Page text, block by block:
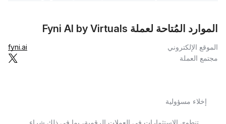
الموارد المُتاحة لعملة Fyni AI by Virtuals
الموقع الإلكتروني
fyni.ai
مجتمع العملة
إخلاء مسؤولية
تنطوي الاستثمارات في العملات الرقمية، بما في ذلك شراء